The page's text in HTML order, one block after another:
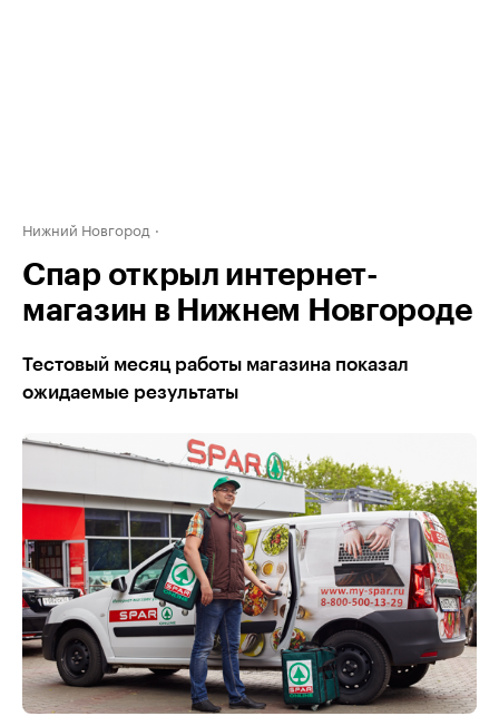
Нижний Новгород
Спар открыл интернет-
магазин в Нижнем Новгороде
Тестовый месяц работы магазина показал
ожидаемые результаты